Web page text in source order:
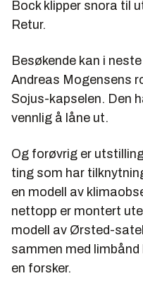
Bock klipper snora til
Retur.
Besøkende kan i
Andreas Mogensens
Sojus-kapselen. Den
vennlig å låne ut.
Og forøvrig er
ting som har
en modell av
nettopp er montert
modell av Ørsted-
sammen med
en forsker.